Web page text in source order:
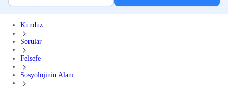
Kunduz
Sorular
Felsefe
Sosyolojinin Alanı